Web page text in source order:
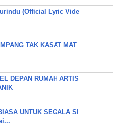
(Official Lyric Vide
TAK KASAT MAT
DEPAN RUMAH ARTIS
UNTUK SEGALA SI